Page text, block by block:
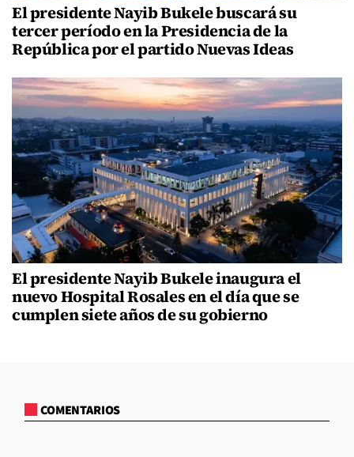
El presidente Nayib Bukele buscará su
tercer período en la Presidencia de la
República por el partido Nuevas Ideas
El presidente Nayib Bukele inaugura el
nuevo Hospital Rosales en el día que se
cumplen siete años de su gobierno
COMENTARIOS